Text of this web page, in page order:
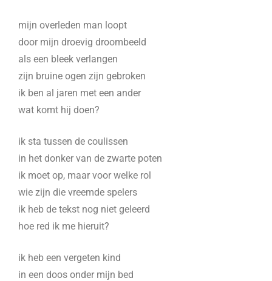
mijn overleden man loopt
door mijn droevig droombeeld
als een bleek verlangen
zijn bruine ogen zijn gebroken
ik ben al jaren met een ander
wat komt hij doen?
ik sta tussen de coulissen
in het donker van de zwarte poten
ik moet op, maar voor welke rol
wie zijn die vreemde spelers
ik heb de tekst nog niet geleerd
hoe red ik me hieruit?
ik heb een vergeten kind
in een doos onder mijn bed